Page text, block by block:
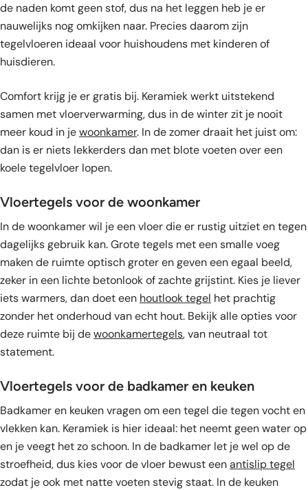
de naden komt geen stof, dus na het leggen heb je er
nauwelijks nog omkijken naar. Precies daarom zijn
tegelvloeren ideaal voor huishoudens met kinderen of
huisdieren.
Comfort krijg je er gratis bij. Keramiek werkt uitstekend
samen met vloerverwarming, dus in de winter zit je nooit
meer koud in jewoonkamer. In de zomer draait het juist om:
dan is er niets lekkerders dan met blote voeten over een
koele tegelvloer lopen.
Vloertegels voor de woonkamer
In de woonkamer wil je een vloer die er rustig uitziet en tegen
dagelijks gebruik kan. Grote tegels met een smalle voeg
maken de ruimte optisch groter en geven een egaal beeld,
zeker in een lichte betonlook of zachte grijstint. Kies je liever
iets warmers, dan doet een houtlook tegel het prachtig
zonder het onderhoud van echt hout. Bekijk alle opties voor
deze ruimte bij dewoonkamertegels, van neutraal tot
statement.
Vloertegels voor de badkamer en keuken
Badkamer en keuken vragen om een tegel die tegen vocht en
vlekken kan. Keramiek is hier ideaal: het neemt geen water op
en je veegt het zo schoon. In de badkamer let je wel op de
stroefheid, dus kies voor de vloer bewust eenantislip tegel
zodat je ook met natte voeten stevig staat. In de keuken